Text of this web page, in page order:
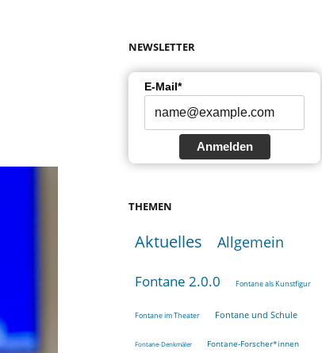
NEWSLETTER
E-Mail*
Anmelden
THEMEN
Aktuelles Allgemein
Fontane 2.0.0 Fontane als Kunstfigur
Fontane im Theater Fontane und Schule
Fontane-Denkmäler Fontane-Forscher*innen